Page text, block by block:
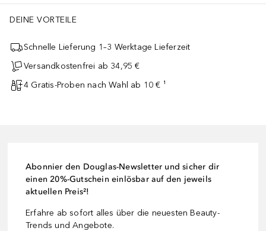
DEINE VORTEILE
Schnelle Lieferung 1–3 Werktage Lieferzeit
Versandkostenfrei ab 34,95 €
4 Gratis-Proben nach Wahl ab 10 € ¹
Abonnier den Douglas-Newsletter und sicher dir
einen 20%-Gutschein einlösbar auf den jeweils
aktuellen Preis²!
Erfahre ab sofort alles über die neuesten Beauty-
Trends und Angebote.